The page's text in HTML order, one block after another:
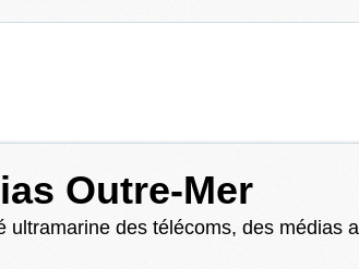
Outre-Mer
des télécoms, des médias